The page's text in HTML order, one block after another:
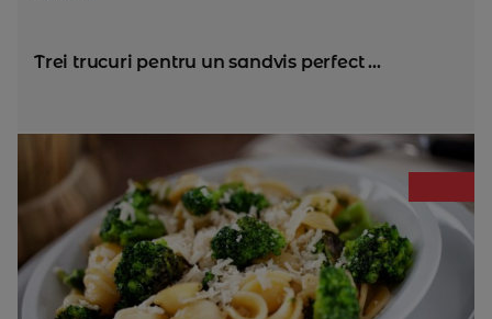
Trei trucuri pentru un sandvis perfect ...